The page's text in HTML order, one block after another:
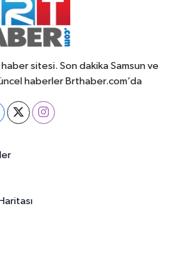
haber sitesi. Son dakika Samsun ve
haberler Brthaber.com’da